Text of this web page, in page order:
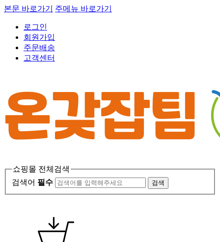
본문 바로가기 주메뉴 바로가기
로그인
회원가입
주문배송
고객센터
쇼핑몰 전체검색
검색어 필수 검색